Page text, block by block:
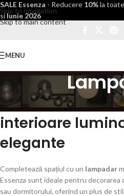
Skip to navigation
Skip to main content
SALE Essenza - Reducere 10%la
siIunie 2026
MENU
Lampadar de
interioare
elegante
Completează spațiul cu un lampadar
Essenza sunt ideale pentru decorarea
sau dormitorului, oferind un plus de